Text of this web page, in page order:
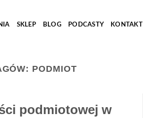
SKLEP BLOG PODCASTY KONTAKT
PODMIOT
podmiotowej w